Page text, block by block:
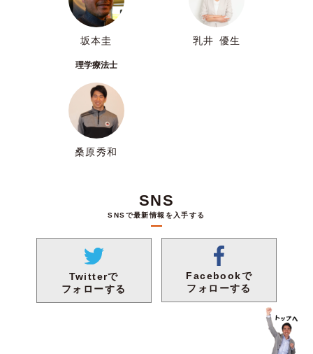
坂本圭 乳井 優生
理学療法士
桑原秀和
SNS
SNSで最新情報を入手する
Twitterで
フォローする
Facebookで
フォローする